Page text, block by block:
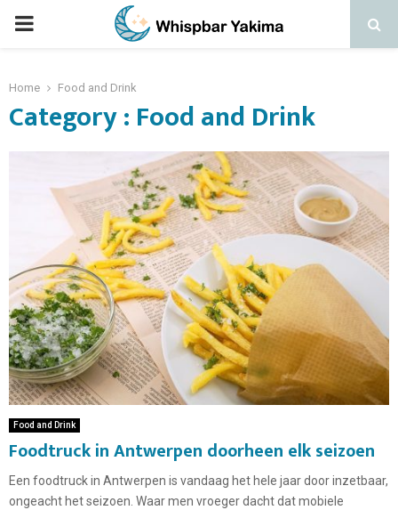
PRIMARY
Home Food and Drink
Category : Food and Drink
Food and Drink
Foodtruck in Antwerpen doorheen elk seizoen
Een foodtruck in Antwerpen is vandaag het hele jaar door inzetbaar,
ongeacht het seizoen. Waar men vroeger dacht dat mobiele